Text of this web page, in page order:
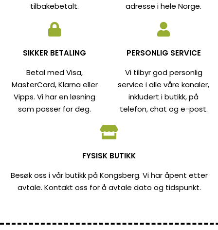
tilbakebetalt.
adresse i hele Norge.
SIKKER BETALING
Betal med Visa,
MasterCard, Klarna eller
Vipps. Vi har en løsning
som passer for deg.
PERSONLIG SERVICE
Vi tilbyr god personlig
service i alle våre kanaler,
inkludert i butikk, på
telefon, chat og e-post.
FYSISK BUTIKK
Besøk oss i vår butikk på Kongsberg. Vi har åpent etter
avtale. Kontakt oss for å avtale dato og tidspunkt.